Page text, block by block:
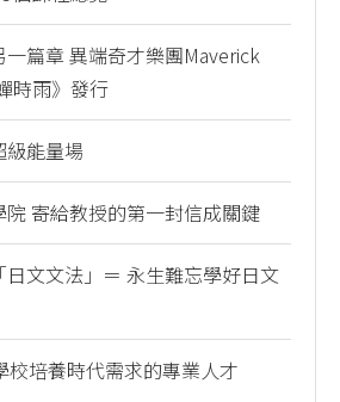
篇章 異端奇才樂團Maverick
時雨》發行
級能量場
寄給教授的第一封信成關鍵
日文文法」＝ 永生難忘學好日文
校培養時代需求的專業人才